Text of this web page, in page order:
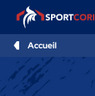
Accueil